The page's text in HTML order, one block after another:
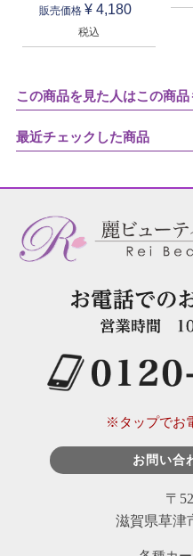
販売価格 ¥ 4,180
税込
この商品を見た人はこの商品
最近チェックした商品
※タップでお
お問い合
〒
滋賀県草津